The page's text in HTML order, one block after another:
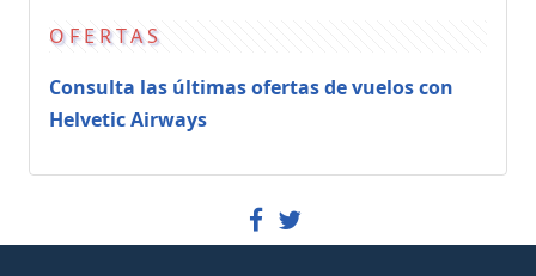
OFERTAS
Consulta las últimas ofertas de vuelos con
Helvetic Airways